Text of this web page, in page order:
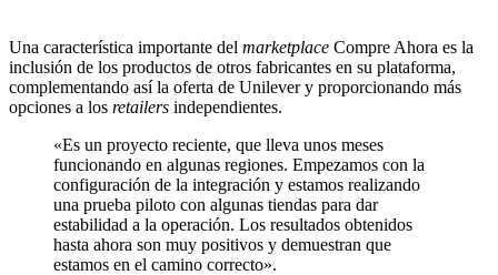
Una característica importante del marketplace Compre Ahora es la
inclusión de los productos de otros fabricantes en su plataforma,
complementando así la oferta de Unilever y proporcionando más
opciones a los retailers independientes.
«Es un proyecto reciente, que lleva unos meses
funcionando en algunas regiones. Empezamos con la
configuración de la integración y estamos realizando
una prueba piloto con algunas tiendas para dar
estabilidad a la operación. Los resultados obtenidos
hasta ahora son muy positivos y demuestran que
estamos en el camino correcto».